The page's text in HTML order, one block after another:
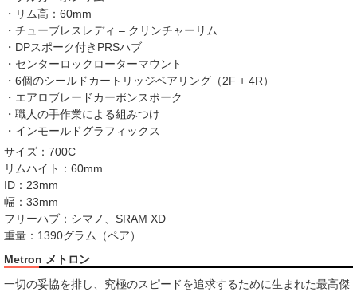
・リム高：60mm
・チューブレスレディ – クリンチャーリム
・DPスポーク付きPRSハブ
・センターロックローターマウント
・6個のシールドカートリッジベアリング（2F + 4R）
・エアロブレードカーボンスポーク
・職人の手作業による組みつけ
・インモールドグラフィックス
サイズ：700C
リムハイト：60mm
ID：23mm
幅：33mm
フリーハブ：シマノ、SRAM XD
重量：1390グラム（ペア）
Metron メトロン
一切の妥協を排し、究極のスピードを追求するために生まれた最高傑